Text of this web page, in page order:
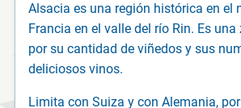
Alsacia es una región histórica en el
Francia en el valle del río Rin. Es
por su cantidad de viñedos y sus
deliciosos vinos.
Limita con Suiza y con Alemania,